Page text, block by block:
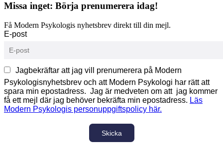
Missa inget: Börja prenumerera idag!
Få Modern Psykologis nyhetsbrev direkt till din mejl.
E-post
Jagbekräftar att jag vill prenumerera på Modern
Psykologisnyhetsbrev och att Modern Psykologi har rätt att
spara min epostadress. Jag är medveten om att jag kommer
få ett mejl där jag behöver bekräfta min epostadress. Läs
Modern Psykologis personuppgiftspolicy här.
Skicka